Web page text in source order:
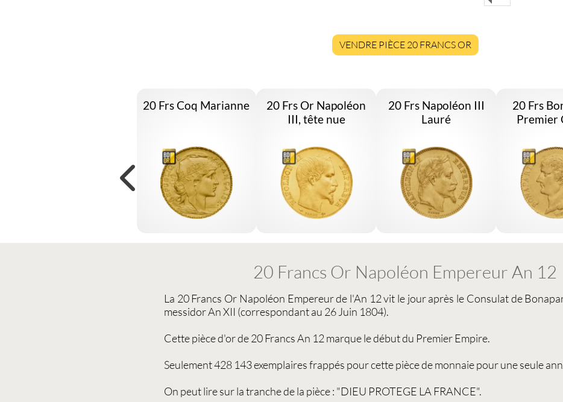
VENDRE PIÈCE 20 FRANCS OR
20 Frs Coq Marianne
20 Frs Or Napoléon
III, tête nue
20 Frs Napoléon III
Lauré
20 Frs
Premier
20 Francs Or Napoléon Empereur An 12
La 20 Francs Or Napoléon Empereurde l'An 12vit le jour après le Consulat de
messidor An XII (correspondant au 26 Juin 1804).
Cettepièce d'or de 20 Francs An 12 marque le début du Premier Empire.
Seulement 428 143 exemplaires frappés pour cettepièce de monnaiepour une seule
On peut lire sur la tranche de la pièce : "DIEU PROTEGE LA FRANCE".